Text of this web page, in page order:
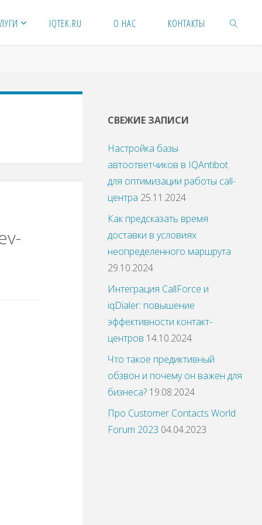
IQTEK.RU О НАС КОНТАКТЫ
СВЕЖИЕ ЗАПИСИ
Настройка базы
автоответчиков в IQAntibot
для оптимизации работы call-
центра 25.11.2024
Как предсказать время
доставки в условиях
неопределенного маршрута
29.10.2024
Интеграция CallForce и
iqDialer: повышение
эффективности контакт-
центров 14.10.2024
Что такое предиктивный
обзвон и почему он важен для
бизнеса? 19.08.2024
Про Customer Contacts World
Forum 2023 04.04.2023